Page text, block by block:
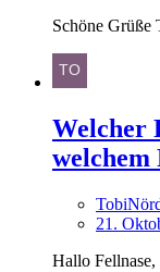
Schöne Grüße
Welcher
welchem
21.
Hallo Fellnase,